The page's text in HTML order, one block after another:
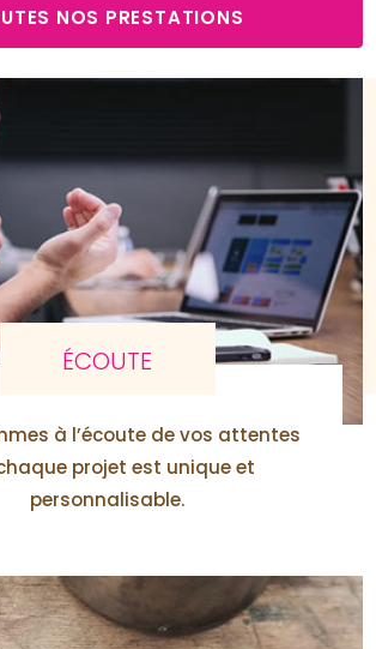
NOS PRESTATIONS
ÉCOUTE
à l’écoute de vos attentes
projet est unique et
personnalisable.